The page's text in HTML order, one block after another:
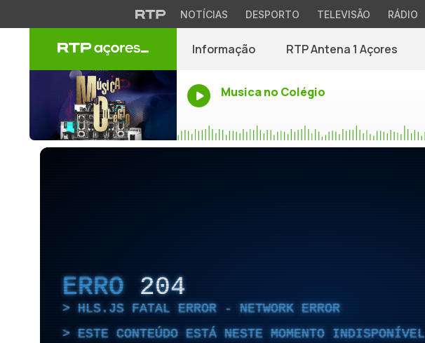
NOTÍCIAS DESPORTO TELEVISÃO RÁDIO
Informação RTP Antena 1 Açores
Musica no Colégio
ERRO 204
HLS.JS FATAL ERROR - NETWORK ERROR
ESTE CONTEÚDO ESTÁ NESTE MOMENTO INDISPONÍVEL